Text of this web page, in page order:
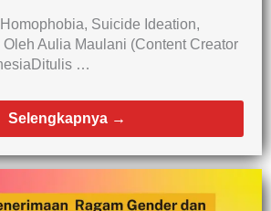
Suicide Ideation,
Oleh Aulia Maulani (Content Creator
…
Selengkapnya →